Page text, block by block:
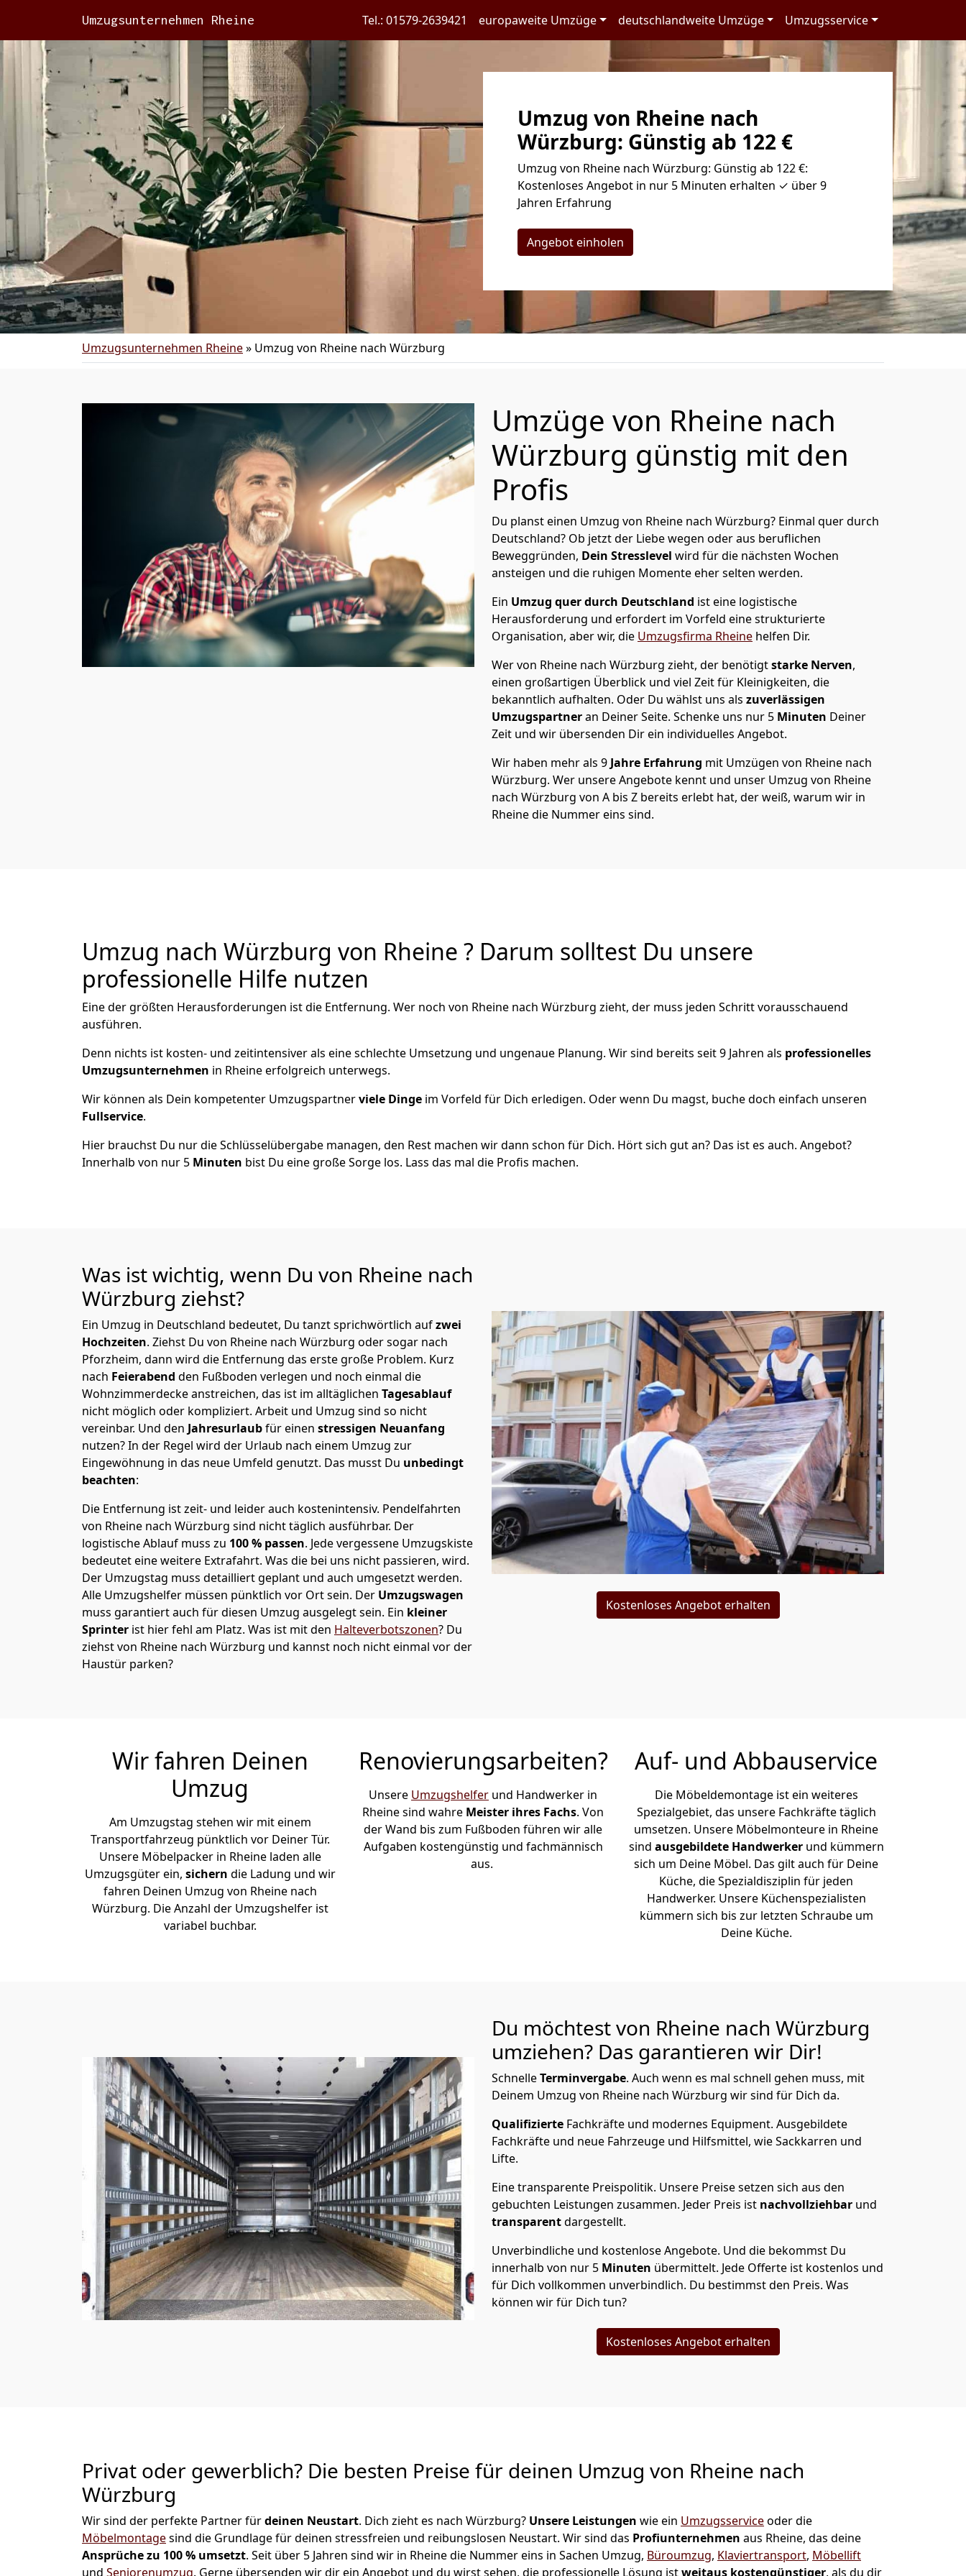
Umzugsunternehmen Rheine Tel.: 01579-2639421 europaweite Umzüge deutschlandweite Umzüge Umzugsservice
Umzug von Rheine nach
Würzburg: Günstig ab 122 €
Umzug von Rheine nach Würzburg: Günstig ab 122 €:
Kostenloses Angebot in nur 5 Minuten erhalten ✓ über 9
Jahren Erfahrung
Angebot einholen
Umzugsunternehmen Rheine» Umzug von Rheine nach Würzburg
Umzüge von Rheine nach
Würzburg günstig mit den
Profis
Du planst einen Umzug von Rheine nach Würzburg? Einmal quer durch
Deutschland? Ob jetzt der Liebe wegen oder aus beruflichen
Beweggründen, Dein Stresslevel wird für die nächsten Wochen
ansteigen und die ruhigen Momente eher selten werden.
Ein Umzug quer durch Deutschland ist eine logistische
Herausforderung und erfordert im Vorfeld eine strukturierte
Organisation, aber wir, die Umzugsfirma Rheine helfen Dir.
Wer von Rheine nach Würzburg zieht, der benötigtstarke Nerven,
einen großartigen Überblick und viel Zeit für Kleinigkeiten, die
bekanntlich aufhalten. Oder Du wählst uns als zuverlässigen
Umzugspartneran Deiner Seite. Schenke uns nur 5 Minuten Deiner
Zeit und wir übersenden Dir ein individuelles Angebot.
Wir haben mehr als 9 Jahre Erfahrung mit Umzügen von Rheine nach
Würzburg. Wer unsere Angebote kennt und unser Umzug von Rheine
nach Würzburg von A bis Z bereits erlebt hat, der weiß, warum wir in
Rheine die Nummer eins sind.
Umzug nach Würzburg von Rheine ? Darum solltest Du unsere
professionelle Hilfe nutzen
Eine der größten Herausforderungen ist die Entfernung. Wer noch von Rheine nach Würzburg zieht, der muss jeden Schritt vorausschauend
ausführen.
Denn nichts ist kosten- und zeitintensiver als eine schlechte Umsetzung und ungenaue Planung. Wir sind bereits seit 9 Jahren als professionelles
Umzugsunternehmen in Rheine erfolgreich unterwegs.
Wir können als Dein kompetenter Umzugspartnerviele Dinge im Vorfeld für Dich erledigen. Oder wenn Du magst, buche doch einfach unseren
Fullservice.
Hier brauchst Du nur die Schlüsselübergabe managen, den Rest machen wir dann schon für Dich. Hört sich gut an? Das ist es auch. Angebot?
Innerhalb von nur 5 Minuten bist Du eine große Sorge los. Lass das mal die Profis machen.
Was ist wichtig, wenn Du von Rheine nach
Würzburg ziehst?
Ein Umzug in Deutschland bedeutet, Du tanzt sprichwörtlich aufzwei
Hochzeiten. Ziehst Du von Rheine nach Würzburg oder sogar nach
Pforzheim, dann wird die Entfernung das erste große Problem. Kurz
nach Feierabend den Fußboden verlegen und noch einmal die
Wohnzimmerdecke anstreichen, das ist im alltäglichen Tagesablauf
nicht möglich oder kompliziert. Arbeit und Umzug sind so nicht
vereinbar. Und den Jahresurlaubfür einen stressigen Neuanfang
nutzen? In der Regel wird der Urlaub nach einem Umzug zur
Eingewöhnung in das neue Umfeld genutzt. Das musst Du unbedingt
beachten:
Die Entfernung ist zeit- und leider auch kostenintensiv. Pendelfahrten
von Rheine nach Würzburg sind nicht täglich ausführbar. Der
logistische Ablauf muss zu 100 % passen. Jede vergessene Umzugskiste
bedeutet eine weitere Extrafahrt. Was die bei uns nicht passieren, wird.
Der Umzugstag muss detailliert geplant und auch umgesetzt werden.
Alle Umzugshelfer müssen pünktlich vor Ort sein. Der Umzugswagen
muss garantiert auch für diesen Umzug ausgelegt sein. Ein kleiner
Sprinter ist hier fehl am Platz. Was ist mit den Halteverbotszonen? Du
ziehst von Rheine nach Würzburg und kannst noch nicht einmal vor der
Haustür parken?
Kostenloses Angebot erhalten
Wir fahren Deinen
Umzug
Am Umzugstag stehen wir mit einem
Transportfahrzeug pünktlich vor Deiner Tür.
Unsere Möbelpacker in Rheine laden alle
Umzugsgüter ein, sichern die Ladung und wir
fahren Deinen Umzug von Rheine nach
Würzburg. Die Anzahl der Umzugshelfer ist
variabel buchbar.
Renovierungsarbeiten?
Unsere Umzugshelfer und Handwerker in
Rheine sind wahre Meister ihres Fachs. Von
der Wand bis zum Fußboden führen wir alle
Aufgaben kostengünstig und fachmännisch
aus.
Auf- und Abbauservice
Die Möbeldemontage ist ein weiteres
Spezialgebiet, das unsere Fachkräfte täglich
umsetzen. Unsere Möbelmonteure in Rheine
sind ausgebildete Handwerker und kümmern
sich um Deine Möbel. Das gilt auch für Deine
Küche, die Spezialdisziplin für jeden
Handwerker. Unsere Küchenspezialisten
kümmern sich bis zur letzten Schraube um
Deine Küche.
Du möchtest von Rheine nach Würzburg
umziehen? Das garantieren wir Dir!
SchnelleTerminvergabe. Auch wenn es mal schnell gehen muss, mit
Deinem Umzug von Rheine nach Würzburg wir sind für Dich da.
Qualifizierte Fachkräfte und modernes Equipment. Ausgebildete
Fachkräfte und neue Fahrzeuge und Hilfsmittel, wie Sackkarren und
Lifte.
Eine transparente Preispolitik. Unsere Preise setzen sich aus den
gebuchten Leistungen zusammen. Jeder Preis ist nachvollziehbar und
transparentdargestellt.
Unverbindliche und kostenlose Angebote. Und die bekommst Du
innerhalb von nur 5 Minuten übermittelt. Jede Offerte ist kostenlos und
für Dich vollkommen unverbindlich. Du bestimmst den Preis. Was
können wir für Dich tun?
Kostenloses Angebot erhalten
Privat oder gewerblich? Die besten Preise für deinen Umzug von Rheine nach
Würzburg
Wir sind der perfekte Partner fürdeinen Neustart. Dich zieht es nach Würzburg? Unsere Leistungen wie ein Umzugsserviceoder die
Möbelmontagesind die Grundlage für deinen stressfreien und reibungslosen Neustart. Wir sind das Profiunternehmen aus Rheine, das deine
Ansprüche zu 100 % umsetzt. Seit über 5 Jahren sind wir in Rheine die Nummer eins in Sachen Umzug, Büroumzug, Klaviertransport, Möbellift
und Seniorenumzug. Gerne übersenden wir dir ein Angebot und du wirst sehen, die professionelle Lösung istweitaus kostengünstiger, als du dir